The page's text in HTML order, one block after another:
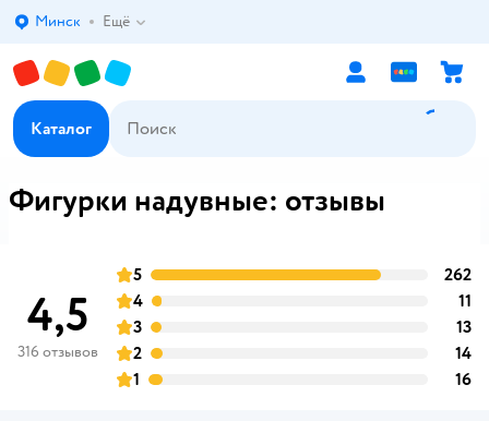
Выбор адреса доставки.
Минск Ещё
Каталог
Фигурки надувные: отзывы
4,5
316 отзывов
оценка
5 262
оценка
4 11
оценка
3 13
оценка
2 14
оценка
1 16